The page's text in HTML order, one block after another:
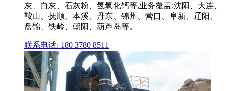
灰、白灰、石灰粉、氢氧化钙等,业务覆盖:沈阳、大连、
鞍山、抚顺、本溪、丹东、锦州、营口、阜新、辽阳、
盘锦、铁岭、朝阳、葫芦岛等。
联系电话: 180 3780 8511